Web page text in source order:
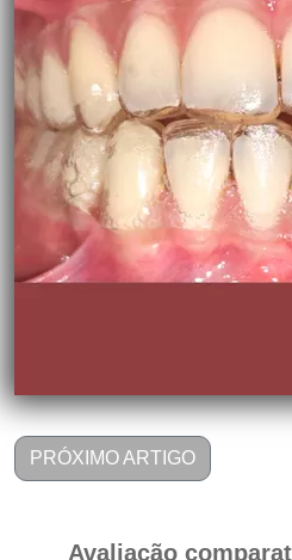
PRÓXIMO ARTIGO
Avaliação